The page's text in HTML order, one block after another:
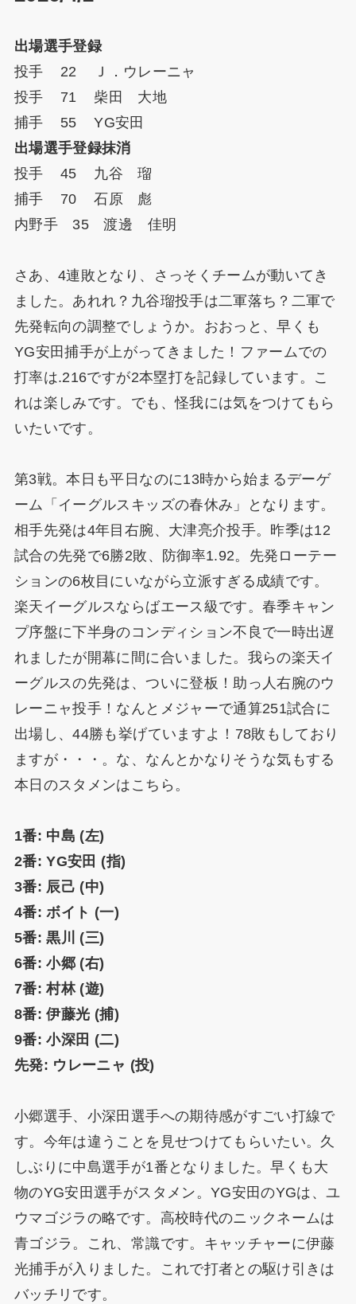
出場選手登録
投手 22 Ｊ．ウレーニャ
投手 71 柴田 大地
捕手 55 YG安田
出場選手登録抹消
投手 45 九谷 瑠
捕手 70 石原 彪
内野手 35 渡邊 佳明
さあ、4連敗となり、さっそくチームが動いてき
ました。あれれ？九谷瑠投手は二軍落ち？二軍で
先発転向の調整でしょうか。おおっと、早くも
YG安田捕手が上がってきました！ファームでの
打率は.216ですが2本塁打を記録しています。こ
れは楽しみです。でも、怪我には気をつけてもら
いたいです。
第3戦。本日も平日なのに13時から始まるデーゲ
ーム「イーグルスキッズの春休み」となります。
相手先発は4年目右腕、大津亮介投手。昨季は12
試合の先発で6勝2敗、防御率1.92。先発ローテー
ションの6枚目にいながら立派すぎる成績です。
楽天イーグルスならばエース級です。春季キャン
プ序盤に下半身のコンディション不良で一時出遅
れましたが開幕に間に合いました。我らの楽天イ
ーグルスの先発は、ついに登板！助っ人右腕のウ
レーニャ投手！なんとメジャーで通算251試合に
出場し、44勝も挙げていますよ！78敗もしており
ますが・・・。な、なんとかなりそうな気もする
本日のスタメンはこちら。
1番: 中島 (左)
2番: YG安田 (指)
3番: 辰己 (中)
4番: ボイト (一)
5番: 黒川 (三)
6番: 小郷 (右)
7番: 村林 (遊)
8番: 伊藤光 (捕)
9番: 小深田 (二)
先発: ウレーニャ (投)
小郷選手、小深田選手への期待感がすごい打線で
す。今年は違うことを見せつけてもらいたい。久
しぶりに中島選手が1番となりました。早くも大
物のYG安田選手がスタメン。YG安田のYGは、ユ
ウマゴジラの略です。高校時代のニックネームは
青ゴジラ。これ、常識です。キャッチャーに伊藤
光捕手が入りました。これで打者との駆け引きは
バッチリです。